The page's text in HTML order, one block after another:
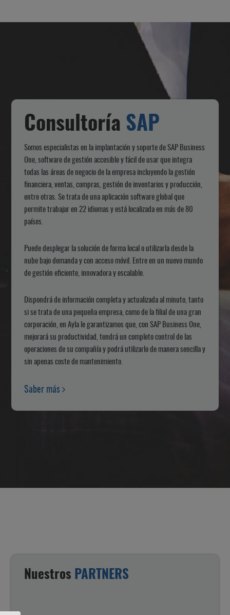
Consultoría SAP
Somos especialistas en la implantación y soporte de SAP Business
One, software de gestión accesible y fácil de usar que integra
todas las áreas de negocio de la empresa incluyendo la gestión
financiera, ventas, compras, gestión de inventarios y producción,
entre otras. Se trata de una aplicación software global que
permite trabajar en 22 idiomas y está localizada en más de 80
países.
Puede desplegar la solución de forma local o utilizarla desde la
nube bajo demanda y con acceso móvil. Entre en un nuevo mundo
de gestión eficiente, innovadora y escalable.
Dispondrá de información completa y actualizada al minuto, tanto
si se trata de una pequeña empresa, como de la filial de una gran
corporación, en Ayla le garantizamos que, con SAP Business One,
mejorará su productividad, tendrá un completo control de las
operaciones de su compañía y podrá utilizarlo de manera sencilla y
sin apenas coste de mantenimiento.
Saber más
Nuestros PARTNERS